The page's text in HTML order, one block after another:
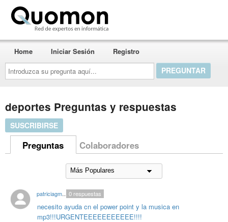
Introduzca
su
pregunta
aquí...
Home Iniciar Sesión Registro
deportes Preguntas y respuestas
SUSCRIBIRSE
Preguntas Colaboradores
patriciagm3390
necesito ayuda cn el power point y la musica en
mp3!!!URGENTEEEEEEEEEEE!!!!
0respuestas